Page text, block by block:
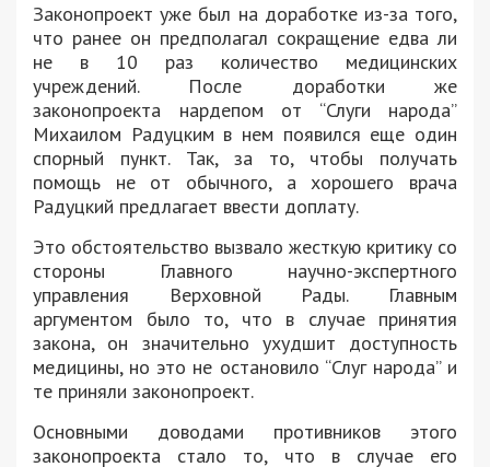
Законопроект уже был на доработке из-за того,
что ранее он предполагал сокращение едва ли
не в 10 раз количество медицинских
учреждений. После доработки же
законопроекта нардепом от “Слуги народа”
Михаилом Радуцким в нем появился еще один
спорный пункт. Так, за то, чтобы получать
помощь не от обычного, а хорошего врача
Радуцкий предлагает ввести доплату.
Это обстоятельство вызвало жесткую критику со
стороны Главного научно-экспертного
управления Верховной Рады. Главным
аргументом было то, что в случае принятия
закона, он значительно ухудшит доступность
медицины, но это не остановило “Слуг народа” и
те приняли законопроект.
Основными доводами противников этого
законопроекта стало то, что в случае его